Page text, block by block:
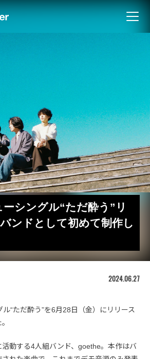
シングル“ただ酔う”リ
ンドとして初めて制作し
2024.06.27
“ただ酔う”を6月28日（金）にリリース
動する4人組バンド、goethe。本作はバ